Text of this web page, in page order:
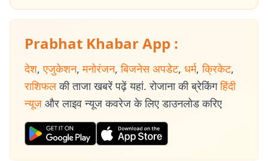
Prabhat Khabar App :
देश, एजुकेशन, मनोरंजन, बिजनेस अपडेट, धर्म, क्रिकेट,
राशिफल की ताजा खबरें पढ़ें यहां. रोजाना की ब्रेकिंग हिंदी
न्यूज और लाइव न्यूज कवरेज के लिए डाउनलोड करिए